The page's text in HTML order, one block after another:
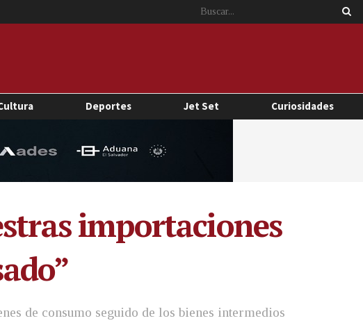
Deportes Jet Set Curiosidades
importaciones
de consumo seguido de los bienes intermedios